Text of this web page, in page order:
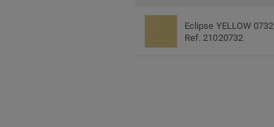
Eclipse YELLOW 0732
Ref. 21020732